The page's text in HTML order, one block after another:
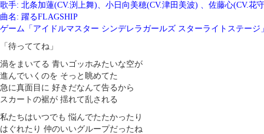
歌手: 北条加蓮(CV.渕上舞)、小日向美穂(CV.津田美波) 、佐藤心(CV.花
曲名: 躍るFLAGSHIP
ゲーム「アイドルマスター シンデレラガールズ スターライトステージ
「待っててね」
渦をまいてる 青いゴッホみたいな空が
進んでいくのを そっと眺めてた
急に真面目に 好きだなんて告るから
スカートの裾が 揺れて乱される
私たちはいつでも 悩んでたたかったり
はぐれたり 仲のいいグループだったね